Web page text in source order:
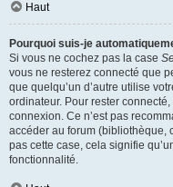
Haut
Pourquoi suis-je
Si vous ne cochez pas la case
vous ne resterez connecté que
que quelqu’un d’autre utilise
ordinateur. Pour rester
connexion. Ce n’est pas
accéder au forum (bibliothèque,
pas cette case, cela signifie
fonctionnalité.